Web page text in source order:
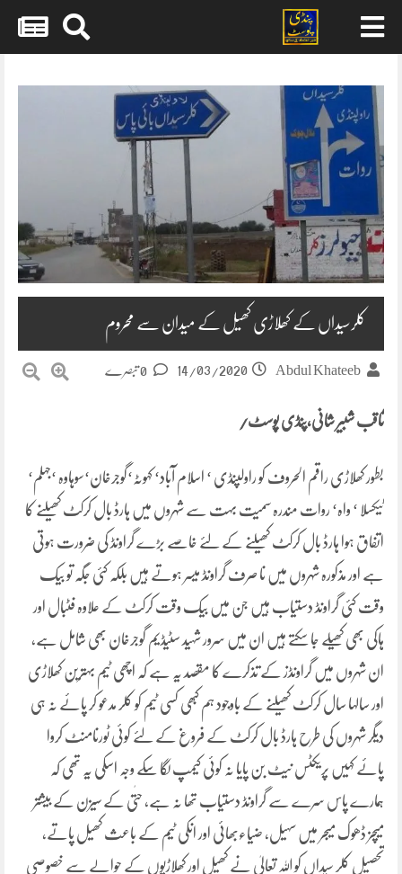
content
کلرسیداں کے کھلاڑی کھیل کے میدان سے محروم
Abdul Khateeb
14/03/2020
ثاقب شبیر شانی،پنڈی پوسٹ/
بطور کھلاڑی راقم الحروف کو راولپنڈی ‘ اسلام آباد‘ کہوٹہ‘گوجرخان‘سوہاوہ ‘جہلم‘
ٹیکسلا ‘ واہ‘ روات مندرہ سمیت بہت سے شہروں میں ہارڈ بال کرکٹ کھیلنے کا
اتفاق ہوا ہارڈ بال کرکٹ کھیلنے کے لئے خاصے بڑے گراونڈ کی ضرورت ہوتی
ہے اور مذکورہ شہروں میں نا صرف گراونڈ میسر ہوتے ہیں بلکہ کئی جگہ تو بیک
وقت کئی گراونڈ دستیاب ہیں جن میں بیک وقت کرکٹ کے علاوہ فٹبال اور
ہاکی بھی کھیلے جا سکتے ہیں ان میں سرور شہید سٹیڈیم گوجرخان بھی شامل ہے،
ان شہروں میں گراونڈز کے تذکرے کا مقصد یہ ہے کہ اچھی ٹیم بہترین کھلاڑی
اور سالہا سال کرکٹ کھیلنے کے باوجود ہم کبھی کسی ٹیم کو کلر مدعو کر پائے نہ ہی
دیگر شہروں کی طرح ہارڈ بال کرکٹ کے فروغ کے لئے کوئی ٹورنامنٹ کروا
پائے کہیں پریکٹس نیٹ بن پایا نہ کوئی کیمپ لگا سکے وجہ اسکی یہ تھی کہ
ہمارے پاس سرے سے گراونڈ دستیاب تھا نہ ہے، حتٰی کے سیزن کے بیشتر
میچز ڈھوک میجر میں سہیل، ضیاءبھائی اور انکی ٹیم کے باعث کھیل پاتے،
تحصیل کلر سیداں کو اللہ تعالیٰ نے کھیل اور کھلاڑیوں کے حوالے سے خصوصی